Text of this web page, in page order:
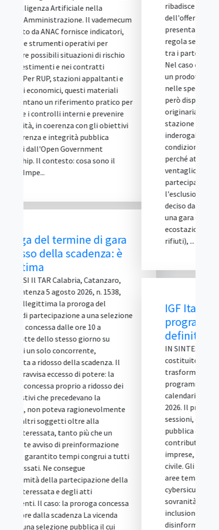
ribadisce che il principio di unicità
dell'offerta vieta a ogni concorrente di
presentare più di una proposta in gara. La
regola serve a garantire la comparazione
tra i partecipanti in condizioni di parità.
Nel caso deciso, un'impresa aveva offerto
un prodotto diverso da quello richiesto
nelle specifiche tecniche, dichiarandosi
però disponibile a fornire il materiale
originariamente indicato qualora la
stazione appaltante lo avesse ritenuto
inderogabile. Per il Tar questa è un'offerta
condizionata e alternativa, vietata
perché attribuisce al concorrente un
ventaglio di opzioni precluso agli altri
deciso dal Tar Lazio La vicenda riguarda
ecostazioni (contenitori per la raccolta
rifiuti), ...
IGF Italia 2026: il
programma delle sessioni è
definito
IN SINTESI Il Comitato IGF Italia,
costituito presso il Dipartimento per la
trasformazione digitale, ha reso noto il
programma di IGF Italia 2026, in
calendario a Napoli il 29 e 30 ottobre
2026. Il programma comprende 19
sessioni, definite dopo una consultazione
pubblica che ha raccolto oltre 300
contributi da istituzioni, PA, università,
imprese, comunità tecnica e società
civile. Gli incontri saranno dedicati a otto
aree tematiche: intelligenza artificiale,
cybersicurezza e fiducia digitale,
sovranità digitale, competenze digitali e
inclusione, informazione e
disinformazione, cooperazione digitale e